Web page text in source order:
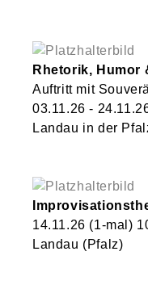
Rhetorik, Humor
Auftritt mit
03.11.26 -
Landau in der
14.11.26 (1-mal)
Landau (Pfalz)